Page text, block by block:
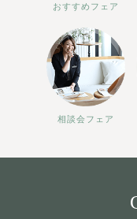
おすすめフェア
相談会フェア